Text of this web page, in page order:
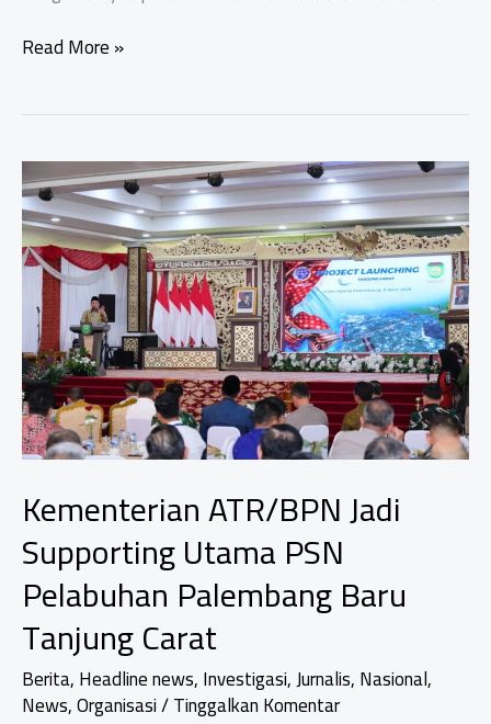
Mangkir
Perusahaan
Yang
Diduga
Gunakan
Tanah
Warga
Tanpa
Ganti
Rugi
Tuai
Kecaman
Read More »
Kementerian ATR/BPN Jadi
Supporting Utama PSN
Pelabuhan Palembang Baru
Tanjung Carat
Berita,Headline news,Investigasi,Jurnalis,Nasional,
News,Organisasi/Tinggalkan Komentar